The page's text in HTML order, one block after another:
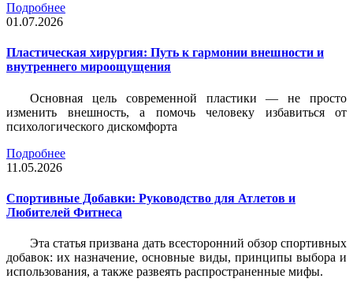
Подробнее
01.07.2026
Пластическая хирургия: Путь к гармонии внешности и
внутреннего мироощущения
Основная цель современной пластики — не просто
изменить внешность, а помочь человеку избавиться от
психологического дискомфорта
Подробнее
11.05.2026
Спортивные Добавки: Руководство для Атлетов и
Любителей Фитнеса
Эта статья призвана дать всесторонний обзор спортивных
добавок: их назначение, основные виды, принципы выбора и
использования, а также развеять распространенные мифы.